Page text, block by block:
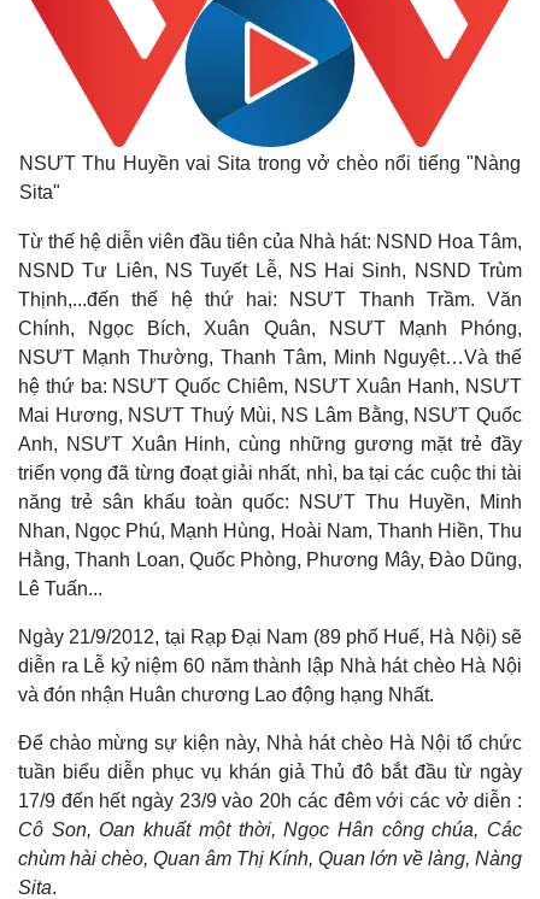
Thế giới
Quan sát
Cuộc sống đó đây
Hồ sơ
Multimedia
Video
Ảnh
E-Magazine
Infographic
NSƯT Thu Huyền vai Sita trong vở chèo nổi tiếng "Nàng
Sita"
Từ thế hệ diễn viên đầu tiên của Nhà hát: NSND Hoa Tâm,
NSND Tư Liên, NS Tuyết Lễ, NS Hai Sinh, NSND Trùm
Thịnh,...đến thế hệ thứ hai: NSƯT Thanh Trầm. Văn
Chính, Ngọc Bích, Xuân Quân, NSƯT Mạnh Phóng,
NSƯT Mạnh Thường, Thanh Tâm, Minh Nguyệt…Và thế
hệ thứ ba: NSƯT Quốc Chiêm, NSƯT Xuân Hanh, NSƯT
Mai Hương, NSƯT Thuý Mùi, NS Lâm Bằng, NSƯT Quốc
Anh, NSƯT Xuân Hinh, cùng những gương mặt trẻ đầy
triển vọng đã từng đoạt giải nhất, nhì, ba tại các cuộc thi tài
năng trẻ sân khấu toàn quốc: NSƯT Thu Huyền, Minh
Nhan, Ngọc Phú, Mạnh Hùng, Hoài Nam, Thanh Hiền, Thu
Hằng, Thanh Loan, Quốc Phòng, Phương Mây, Đào Dũng,
Lê Tuấn...
Ngày 21/9/2012, tại Rạp Đại Nam (89 phố Huế, Hà Nội) sẽ
diễn ra Lễ kỷ niệm 60 năm thành lập Nhà hát chèo Hà Nội
và đón nhận Huân chương Lao động hạng Nhất.
Để chào mừng sự kiện này, Nhà hát chèo Hà Nội tổ chức
tuần biểu diễn phục vụ khán giả Thủ đô bắt đầu từ ngày
17/9 đến hết ngày 23/9 vào 20h các đêm với các vở diễn :
Cô Son, Oan khuất một thời, Ngọc Hân công chúa, Các
chùm hài chèo, Quan âm Thị Kính, Quan lớn về làng, Nàng
Sita.